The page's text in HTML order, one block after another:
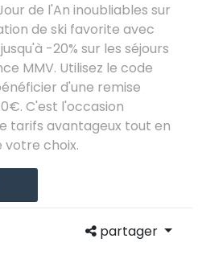
de l'An inoubliables sur
de ski favorite avec
-20% sur les séjours
MMV. Utilisez le code
d'une remise
C'est l'occasion
tarifs avantageux tout en
votre choix.
partager